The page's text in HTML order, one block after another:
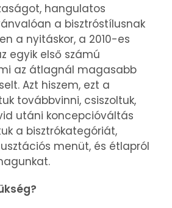
hangulatos
a bisztróstílusnak
a nyitáskor, a 2010-es
egyik első számú
az átlagnál magasabb
Azt hiszem, ezt a
továbbvinni, csiszoltuk,
utáni koncepcióváltás
a bisztrókategóriát,
menüt, és étlapról